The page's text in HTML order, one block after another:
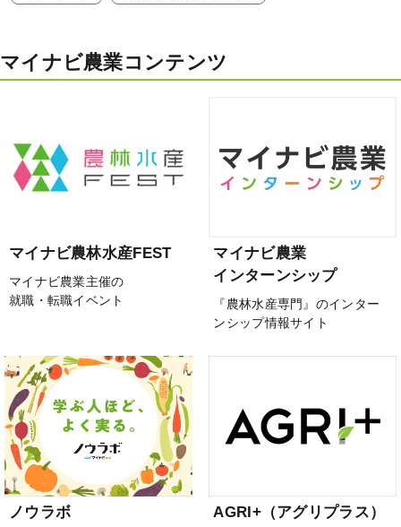
マイナビ農業コンテンツ
マイナビ農林水産FEST
マイナビ農業主催の
就職・転職イベント
マイナビ農業
インターンシップ
『農林水産専門』のインター
ンシップ情報サイト
ノウラボ AGRI+（アグリプラス）